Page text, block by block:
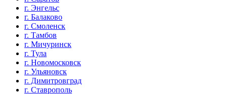
г. Энгельс
г. Балаково
г. Смоленск
г. Тамбов
г. Мичуринск
г. Тула
г. Новомосковск
г. Ульяновск
г. Димитровград
г. Ставрополь